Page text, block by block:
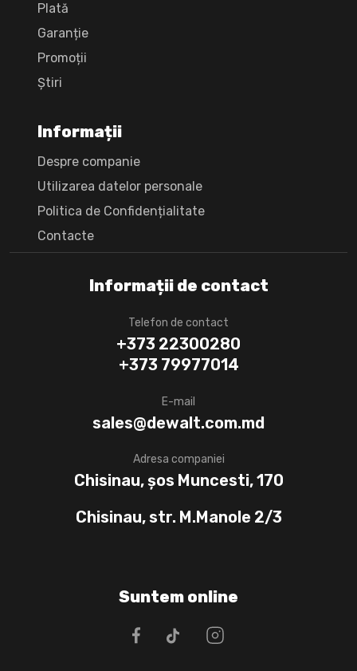
Informații de contact
Telefon de contact
+373 22300280
+373 79977014
E-mail
sales@dewalt.com.md
Adresa companiei
Chisinau, șos Muncesti, 170
Chisinau, str. M.Manole 2/3
Plată
Garanție
Promoții
Știri
Informații
Despre companie
Utilizarea datelor personale
Politica de Confidențialitate
Сontacte
Suntem online